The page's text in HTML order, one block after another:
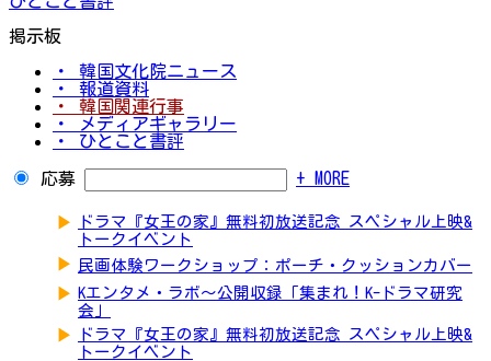
掲示板
・ 韓国文化院ニュース
・ 報道資料
・ 韓国関連行事
・ メディアギャラリー
・ ひとこと書評
応募 + MORE
▶
ドラマ『女王の家』無料初放送記念 スペシャル上映&
トークイベント
▶ 民画体験ワークショップ：ポーチ・クッションカバー
▶ Kエンタメ・ラボ～公開収録「集まれ！K-ドラマ研究
会」
▶
ドラマ『女王の家』無料初放送記念 スペシャル上映&
トークイベント